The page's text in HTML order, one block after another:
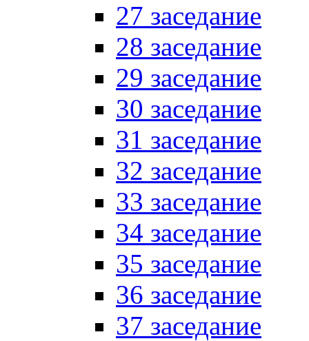
27 заседание
28 заседание
29 заседание
30 заседание
31 заседание
32 заседание
33 заседание
34 заседание
35 заседание
36 заседание
37 заседание